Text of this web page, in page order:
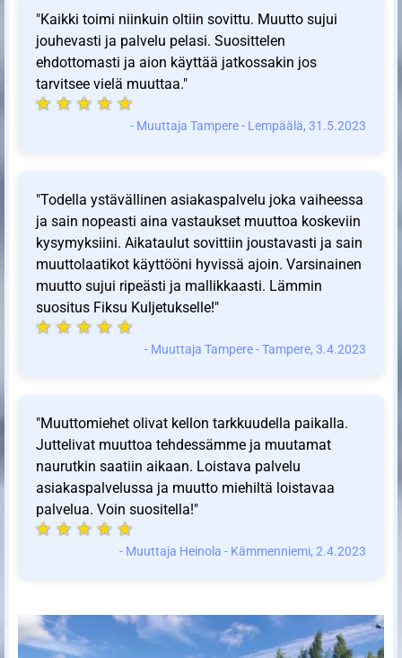
"Kaikki toimi niinkuin oltiin sovittu. Muutto sujui
jouhevasti ja palvelu pelasi. Suosittelen
ehdottomasti ja aion käyttää jatkossakin jos
tarvitsee vielä muuttaa."
- Muuttaja Tampere - Lempäälä, 31.5.2023
"Todella ystävällinen asiakaspalvelu joka vaiheessa
ja sain nopeasti aina vastaukset muuttoa koskeviin
kysymyksiini. Aikataulut sovittiin joustavasti ja sain
muuttolaatikot käyttööni hyvissä ajoin. Varsinainen
muutto sujui ripeästi ja mallikkaasti. Lämmin
suositus Fiksu Kuljetukselle!"
- Muuttaja Tampere - Tampere, 3.4.2023
"Muuttomiehet olivat kellon tarkkuudella paikalla.
Juttelivat muuttoa tehdessämme ja muutamat
naurutkin saatiin aikaan. Loistava palvelu
asiakaspalvelussa ja muutto miehiltä loistavaa
palvelua. Voin suositella!"
- Muuttaja Heinola - Kämmenniemi, 2.4.2023